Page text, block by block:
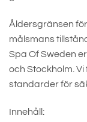
Åldersgränsen
målsmans
Spa Of Sweden
och Stockholm.
standarder för
Innehåll: